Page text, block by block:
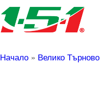
Начало » Велико Търново